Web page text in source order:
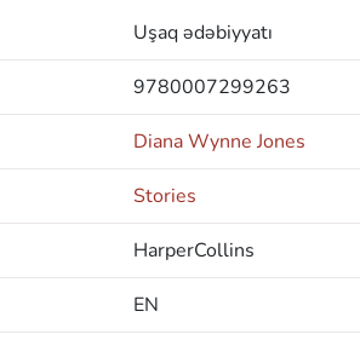
Uşaq ədəbiyyatı
9780007299263
Diana Wynne Jones
Stories
HarperCollins
EN